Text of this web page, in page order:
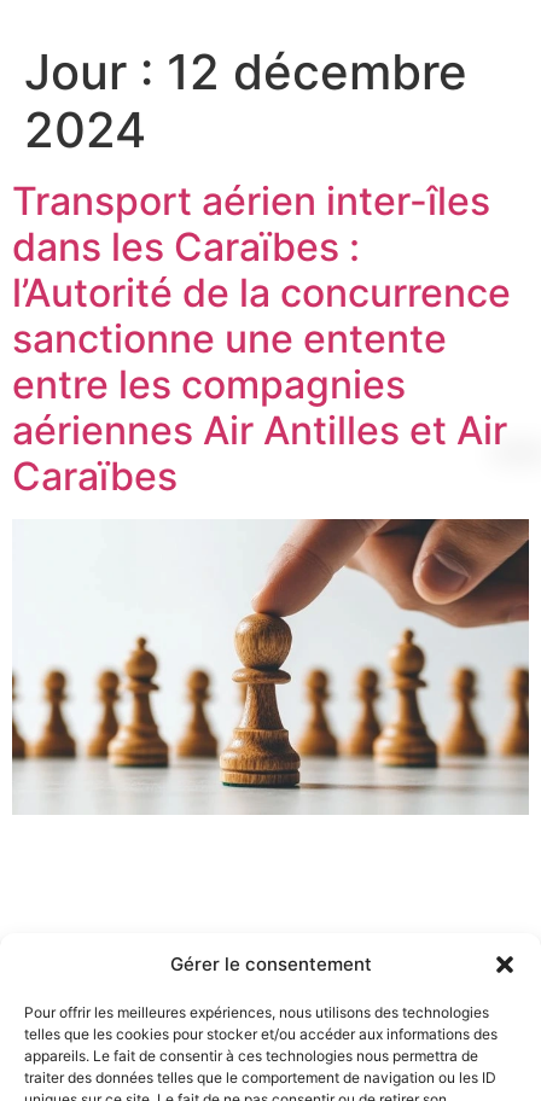
Gérer le consentement
Pour offrir les meilleures expériences, nous utilisons des technologies
telles que les cookies pour stocker et/ou accéder aux informations des
appareils. Le fait de consentir à ces technologies nous permettra de
traiter des données telles que le comportement de navigation ou les ID
Jour : 12 décembre
2024
Transport aérien inter-îles
dans les Caraïbes :
l’Autorité de la concurrence
sanctionne une entente
entre les compagnies
aériennes Air Antilles et Air
Caraïbes